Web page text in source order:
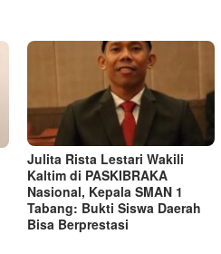
Julita Rista Lestari Wakili
Kaltim di PASKIBRAKA
Nasional, Kepala SMAN 1
Tabang: Bukti Siswa Daerah
Bisa Berprestasi